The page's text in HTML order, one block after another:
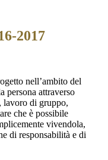
2017
nell’ambito del
persona attraverso
lavoro di gruppo,
che è possibile
vivendola,
di responsabilità e di